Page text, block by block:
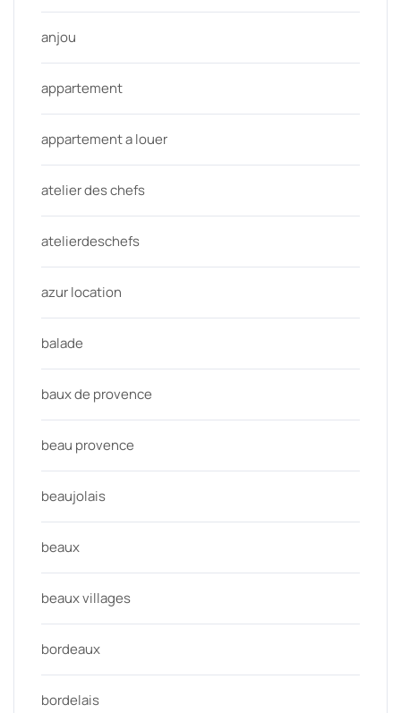
anjou
appartement
appartement a louer
atelier des chefs
atelierdeschefs
azur location
balade
baux de provence
beau provence
beaujolais
beaux
beaux villages
bordeaux
bordelais